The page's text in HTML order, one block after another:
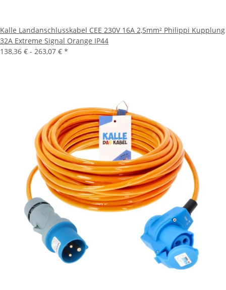
Kalle Landanschlusskabel CEE 230V 16A 2,5mm² Philippi Kupplung
32A Extreme Signal Orange IP44
138,36 € - 263,07 € *